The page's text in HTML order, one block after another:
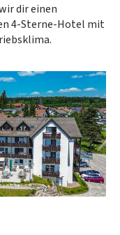
dir einen
4-Sterne-Hotel mit